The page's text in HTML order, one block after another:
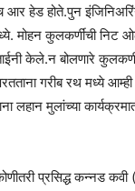
आर हेड होते.पुन
मोहन कुलकर्णींची निट
केले.न बोलणारे
गरीब रथ मध्ये
लहान मुलांच्या
प्रसिद्ध कन्नड कवी